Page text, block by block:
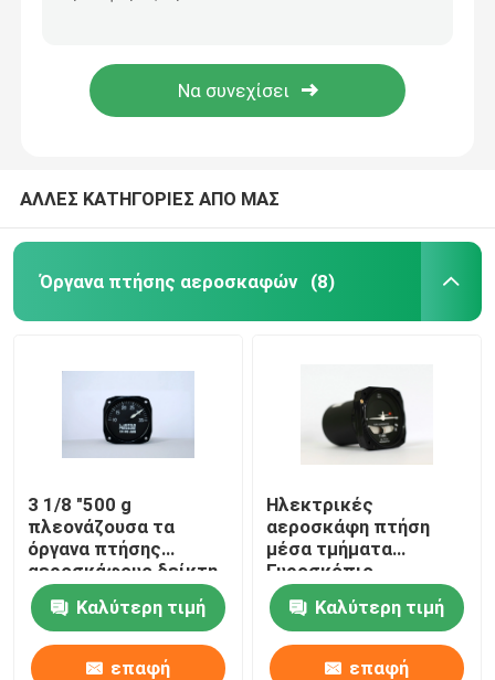
Μετρητής θερμοκρασίας κεφαλιών κυλίνδρων
Μετρητής θερμοκρασίας αερίου εξάτμισης
Ισόπεδοι μετρητές δεξαμενών καυσίμων
Ψηφιακό ταχύμετρο αεροσκαφών
Αισθητήρας θερμοκρασίας αεροσκαφών
ΑΛΛΕΣ ΚΑΤΗΓΟΡΙΕΣ ΑΠΟ ΜΑΣ
Όργανα πτήσης αεροσκαφών (8)
3 1/8 "500 g
πλεονάζουσα τα
όργανα πτήσης
αεροσκάφους δείκτη
πίεσης της
πολλαπλής BYJ-5
Καλύτερη τιμή
επαφή
Ηλεκτρικές
αεροσκάφη πτήση
μέσα τμήματα
Γυροσκόπιο
συντονιστής σειρά
Guages BZW-4β
Καλύτερη τιμή
επαφή